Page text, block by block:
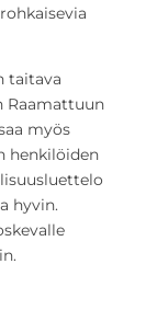
taitava
Raamattuun
myös
henkilöiden
hyvin.